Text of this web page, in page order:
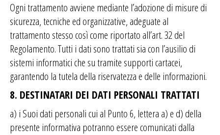
Ogni trattamento avviene mediante l’adozione di misure di
sicurezza, tecniche ed organizzative, adeguate al
trattamento stesso così come riportato all’art. 32 del
Regolamento. Tutti i dati sono trattati sia con l’ausilio di
sistemi informatici che su tramite supporti cartacei,
garantendo la tutela della riservatezza e delle informazioni.
8. DESTINATARI DEI DATI PERSONALI TRATTATI
a) i Suoi dati personali cui al Punto 6, lettera a) e d) della
presente informativa potranno essere comunicati dalla